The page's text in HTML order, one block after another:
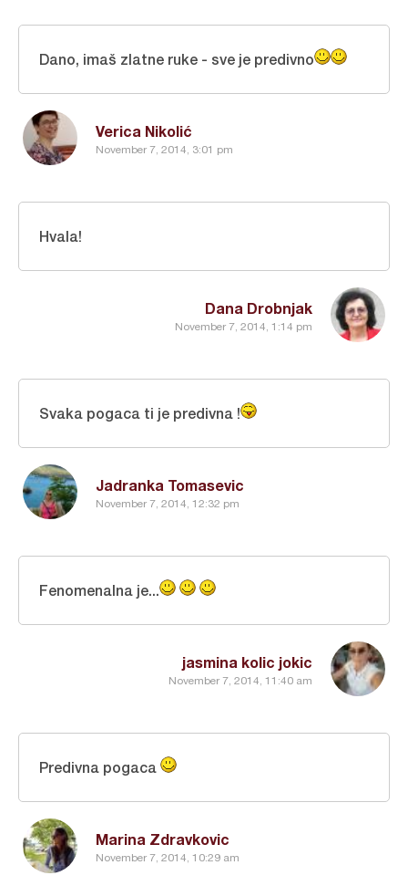
Verica Nikolić
November 7, 2014, 3:01 pm
Dano, imaš zlatne ruke - sve je predivno
Dana Drobnjak
November 7, 2014, 1:14 pm
Hvala!
Jadranka Tomasevic
November 7, 2014, 12:32 pm
Svaka pogaca ti je predivna !
jasmina kolic jokic
November 7, 2014, 11:40 am
Fenomenalna je...
Marina Zdravkovic
November 7, 2014, 10:29 am
Predivna pogaca